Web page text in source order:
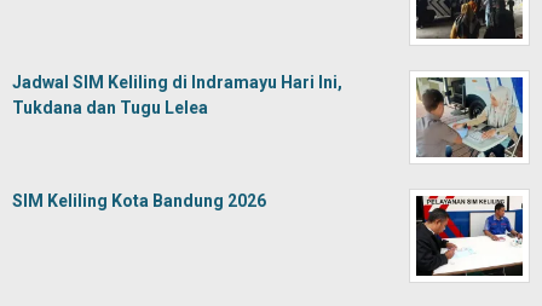
Jadwal SIM Keliling di Indramayu Hari Ini,
Tukdana dan Tugu Lelea
SIM Keliling Kota Bandung 2026